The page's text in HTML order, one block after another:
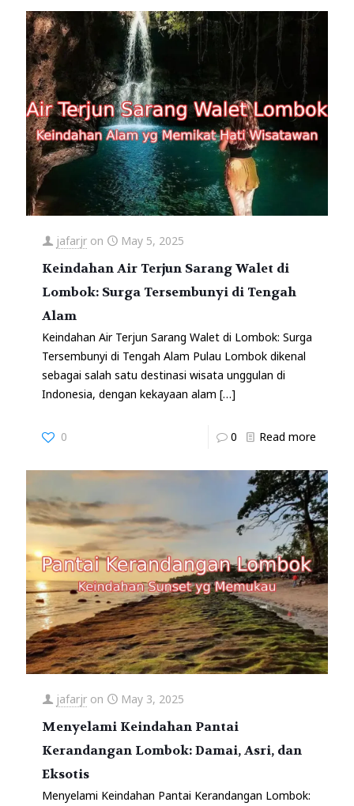
jafarjr on May 5, 2025
Keindahan Air Terjun Sarang Walet di
Lombok: Surga Tersembunyi di Tengah
Alam
Keindahan Air Terjun Sarang Walet di Lombok: Surga
Tersembunyi di Tengah Alam Pulau Lombok dikenal
sebagai salah satu destinasi wisata unggulan di
Indonesia, dengan kekayaan alam […]
0 0 Read more
jafarjr on May 3, 2025
Menyelami Keindahan Pantai
Kerandangan Lombok: Damai, Asri, dan
Eksotis
Menyelami Keindahan Pantai Kerandangan Lombok: